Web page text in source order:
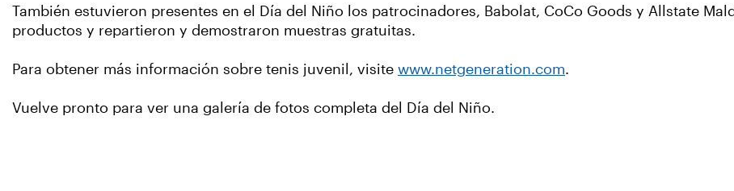
También estuvieron presentes en el Día del Niño los patrocinadores, Babolat, CoCo Goods y Allstate
productos y repartieron y demostraron muestras gratuitas.
Para obtener más información sobre tenis juvenil, visite www.netgeneration.com.
Vuelve pronto para ver una galería de fotos completa del Día del Niño.